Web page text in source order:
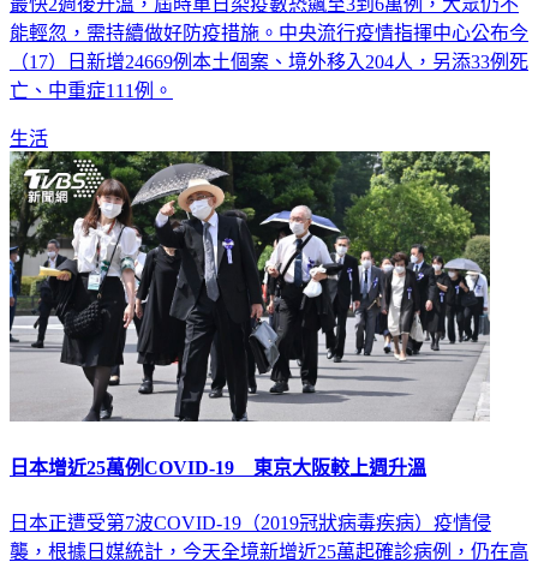
最快2週後升溫，屆時單日染疫數恐飆至3到6萬例，大眾仍不
能輕忽，需持續做好防疫措施。中央流行疫情指揮中心公布今
（17）日新增24669例本土個案、境外移入204人，另添33例死
亡、中重症111例。
生活
日本增近25萬例COVID-19 東京大阪較上週升溫
日本正遭受第7波COVID-19（2019冠狀病毒疾病）疫情侵
襲，根據日媒統計，今天全境新增近25萬起確診病例，仍在高